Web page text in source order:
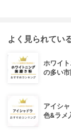
よく見られてい
ホワイ
の多い
アイシ
色&ラメ